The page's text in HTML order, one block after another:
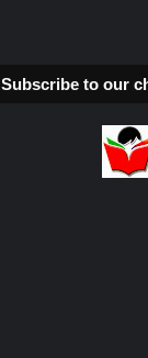
Subscribe to our